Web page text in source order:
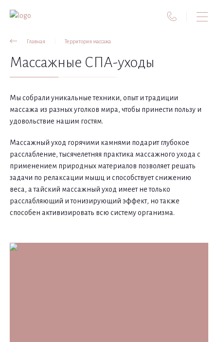
Главная Территория массажа
Массажные СПА-уходы
Мы собрали уникальные техники, опыт и традиции
массажа из разных уголков мира, чтобы принести пользу и
удовольствие нашим гостям.
Массажный уход горячими камнями подарит глубокое
расслабление, тысячелетняя практика массажного ухода с
применением природных материалов позволяет решать
задачи по релаксации мышц и способствует снижению
веса, а тайский массажный уход имеет не только
расслабляющий и тонизирующий эффект, но также
способен активизировать всю систему организма.